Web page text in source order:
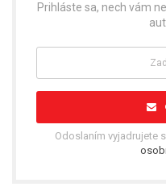
Prihláste sa, nech vám
Odoslaním vyjadrujete